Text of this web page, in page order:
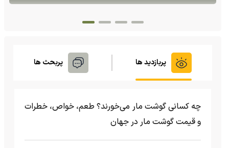
پربازدید ها پربحث ها
چه کسانی گوشت مار می‌خورند؟ طعم، خواص، خطرات
و قیمت گوشت مار در جهان